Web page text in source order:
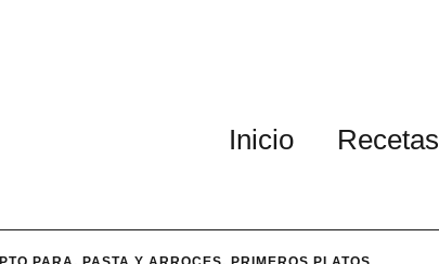
Inicio Recetas